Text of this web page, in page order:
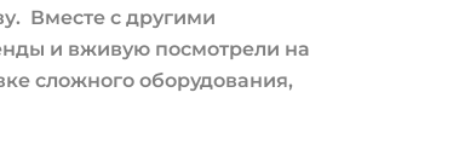
Вместе с другими
и вживую посмотрели на
сложного оборудования,